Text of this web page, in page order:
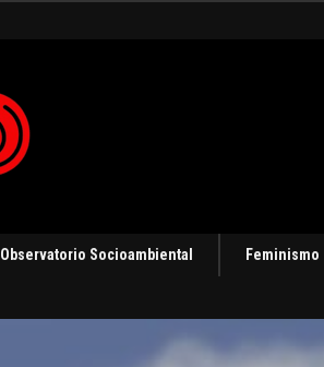
Observatorio Socioambiental Feminismo